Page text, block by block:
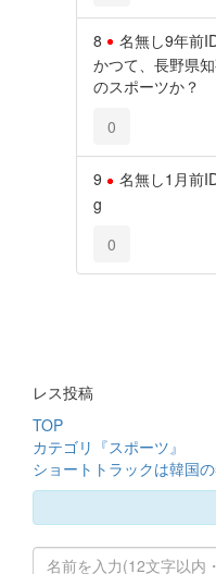
8 名無し9年前
かつて、長野県
のスポーツか？
0
9 名無し1月前
g
0
レス投稿
TOP
カテゴリ『スポーツ』
ショートトラックは韓国